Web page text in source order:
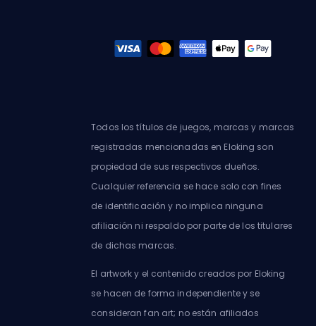
Todos los títulos de juegos, marcas y marcas
registradas mencionadas en Eloking son
propiedad de sus respectivos dueños.
Cualquier referencia se hace solo con fines
de identificación y no implica ninguna
afiliación ni respaldo por parte de los titulares
de dichas marcas.
El artwork y el contenido creados por Eloking
se hacen de forma independiente y se
consideran fan art; no están afiliados